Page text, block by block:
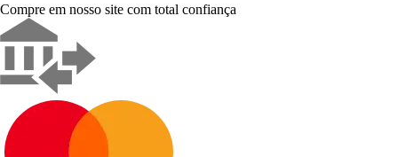
Compre em nosso site com total confiança